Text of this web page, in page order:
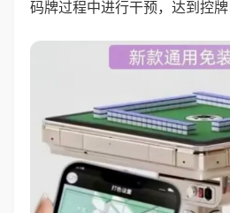
码牌过程中进行干预，达到控牌